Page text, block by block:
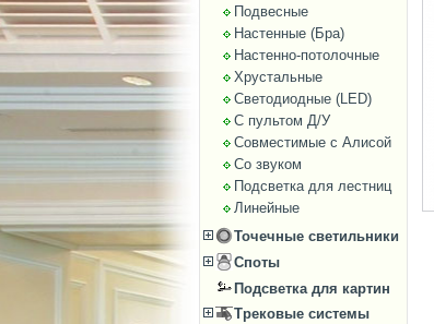
Подвесные
Настенные (Бра)
Настенно-потолочные
Хрустальные
Светодиодные (LED)
С пультом Д/У
Совместимые с Алисой
Со звуком
Подсветка для лестниц
Линейные
Точечные светильники
Споты
Подсветка для картин
Трековые системы